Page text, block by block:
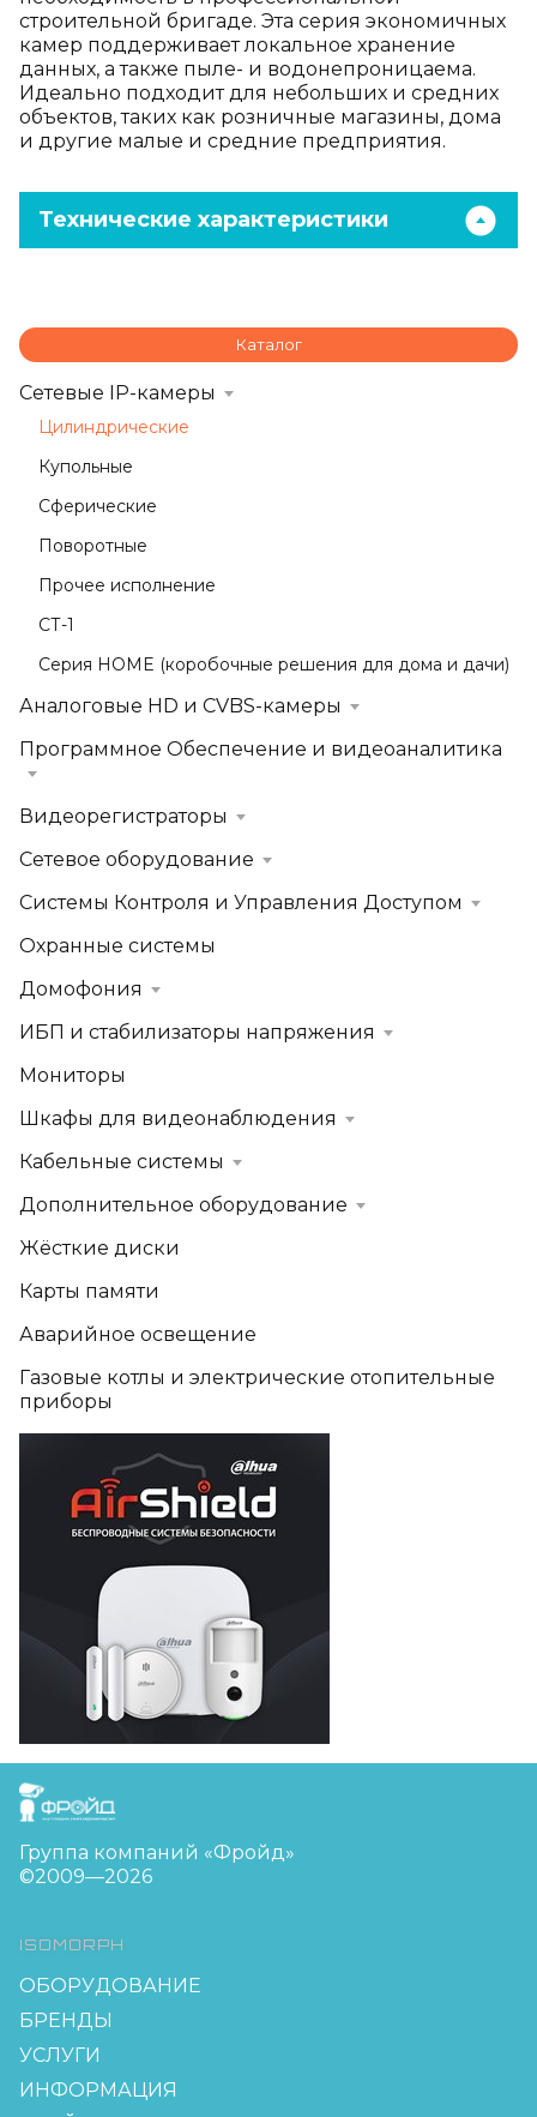
строительной бригаде. Эта серия экономичных
камер поддерживает локальное хранение
данных, а также пыле- и водонепроницаема.
Идеально подходит для небольших и средних
объектов, таких как розничные магазины, дома
и другие малые и средние предприятия.
Технические характеристики
Каталог
Сетевые IP-камеры
Цилиндрические
Купольные
Сферические
Поворотные
Прочее исполнение
СТ-1
Серия HOME (коробочные решения для дома и дачи)
Аналоговые HD и CVBS-камеры
Программное Обеспечение и видеоаналитика
Видеорегистраторы
Сетевое оборудование
Системы Контроля и Управления Доступом
Охранные системы
Домофония
ИБП и стабилизаторы напряжения
Мониторы
Шкафы для видеонаблюдения
Кабельные системы
Дополнительное оборудование
Жёсткие диски
Карты памяти
Аварийное освещение
Газовые котлы и электрические отопительные
приборы
FreudGroup
Группа компаний «Фройд»
©2009—2026
ISOMORPH
ОБОРУДОВАНИЕ
БРЕНДЫ
УСЛУГИ
ИНФОРМАЦИЯ